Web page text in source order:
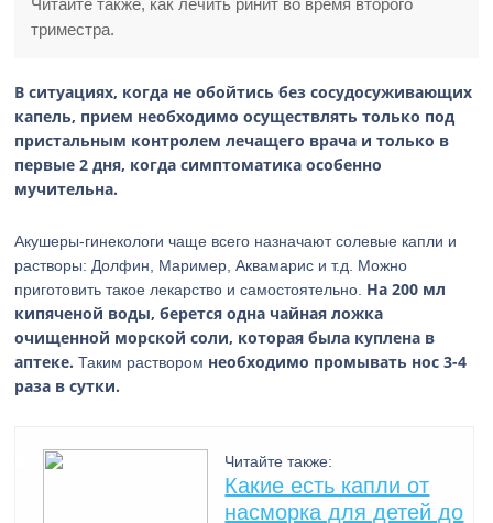
Читайте также, как лечить ринит во время второго
триместра.
В ситуациях, когда не обойтись без сосудосуживающих
капель, прием необходимо осуществлять только под
пристальным контролем лечащего врача и только в
первые 2 дня, когда симптоматика особенно
мучительна.
Акушеры-гинекологи чаще всего назначают солевые капли и
растворы: Долфин, Маример, Аквамарис и т.д. Можно
приготовить такое лекарство и самостоятельно. На 200 мл
кипяченой воды, берется одна чайная ложка
очищенной морской соли, которая была куплена в
аптеке. Таким раствором необходимо промывать нос 3-4
раза в сутки.
Читайте также:
Какие есть капли от
насморка для детей до